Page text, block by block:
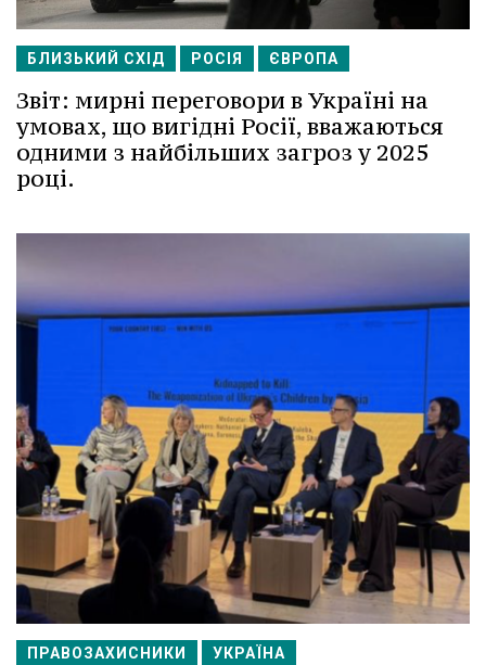
БЛИЗЬКИЙ СХІД РОСІЯ ЄВРОПА
Звіт: мирні переговори в Україні на
умовах, що вигідні Росії, вважаються
одними з найбільших загроз у 2025
році.
ПРАВОЗАХИСНИКИ УКРАЇНА